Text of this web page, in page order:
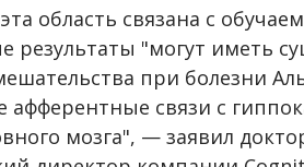
область связана с
результаты "могут иметь
при болезни
афферентные связи с
мозга", — заявил